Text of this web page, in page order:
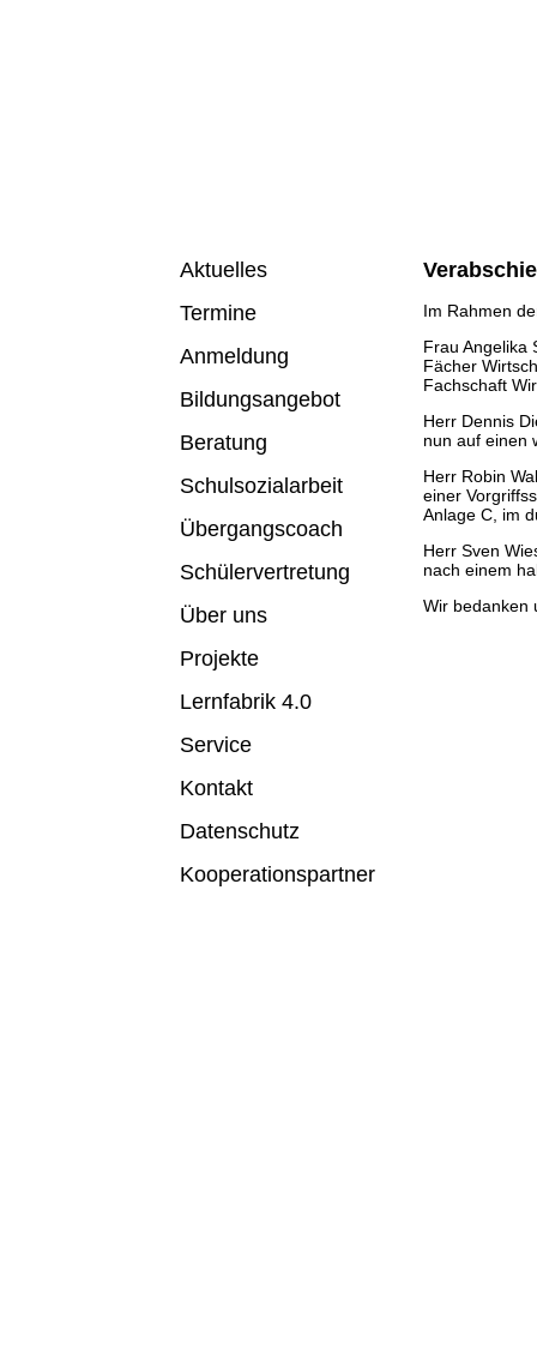
Im Rahmen
Frau Angelika
Fächer
Fachschaft
Herr Dennis
nun auf einen
Herr Robin
einer
Anlage C, im
Herr Sven
nach einem
Wir bedanken
Aktuelles
Termine
Anmeldung
Bildungsangebot
Beratung
Schulsozialarbeit
Übergangscoach
Schülervertretung
Über uns
Projekte
Lernfabrik 4.0
Service
Kontakt
Datenschutz
Kooperationspartner